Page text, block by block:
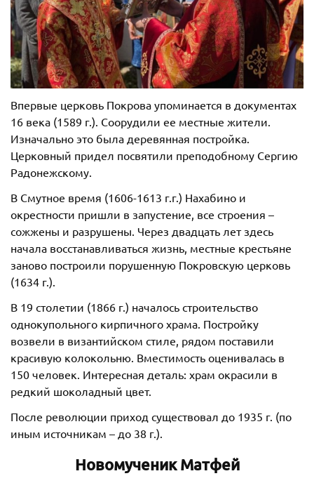
Впервые церковь Покрова упоминается в документах
16 века (1589 г.). Соорудили ее местные жители.
Изначально это была деревянная постройка.
Церковный придел посвятили преподобному Сергию
Радонежскому.
В Смутное время (1606-1613 г.г.) Нахабино и
окрестности пришли в запустение, все строения –
сожжены и разрушены. Через двадцать лет здесь
начала восстанавливаться жизнь, местные крестьяне
заново построили порушенную Покровскую церковь
(1634 г.).
В 19 столетии (1866 г.) началось строительство
однокупольного кирпичного храма. Постройку
возвели в византийском стиле, рядом поставили
красивую колокольню. Вместимость оценивалась в
150 человек. Интересная деталь: храм окрасили в
редкий шоколадный цвет.
После революции приход существовал до 1935 г. (по
иным источникам – до 38 г.).
Новомученик Матфей